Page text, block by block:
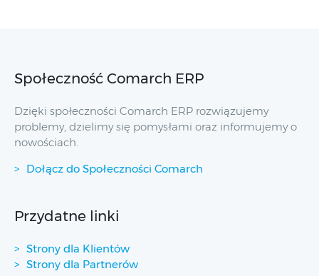
Społeczność Comarch ERP
Dzięki społeczności Comarch ERP rozwiązujemy
problemy, dzielimy się pomysłami oraz informujemy o
nowościach.
Dołącz do Społeczności Comarch
Przydatne linki
Strony dla Klientów
Strony dla Partnerów